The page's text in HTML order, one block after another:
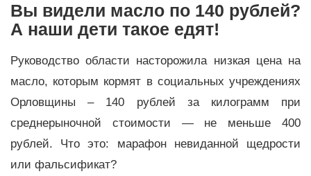
Вы видели масло по 140 рублей?
А наши дети такое едят!
Руководство области насторожила низкая цена на
масло, которым кормят в социальных учреждениях
Орловщины – 140 рублей за килограмм при
среднерыночной стоимости — не меньше 400
рублей. Что это: марафон невиданной щедрости
или фальсификат?